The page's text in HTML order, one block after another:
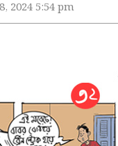
2024 5:54 pm